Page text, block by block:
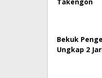
Bekuk
Ungkap 2